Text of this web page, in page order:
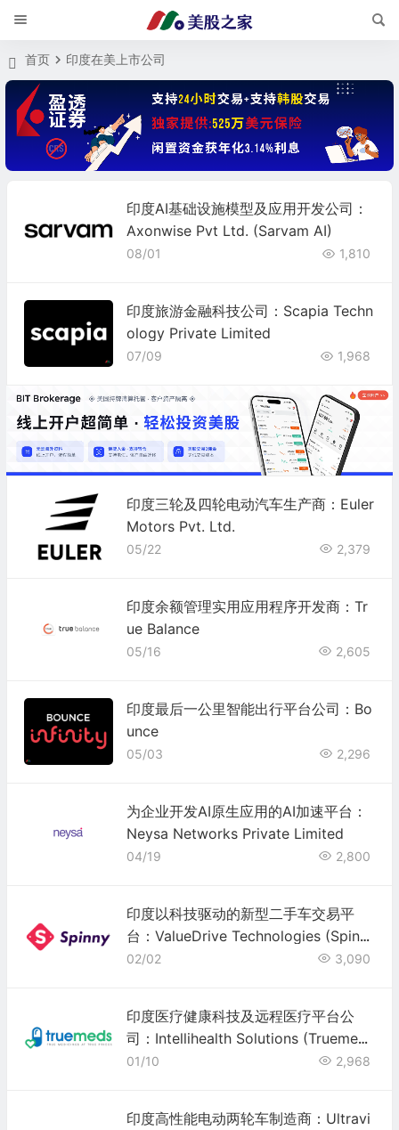
首页 印度在美上市公司
印度AI基础设施模型及应用开发公司：
Axonwise Pvt Ltd. (Sarvam AI)
08/01 1,810
印度旅游金融科技公司：Scapia Techn
ology Private Limited
07/09 1,968
印度三轮及四轮电动汽车生产商：Euler
Motors Pvt. Ltd.
05/22 2,379
印度余额管理实用应用程序开发商：Tr
ue Balance
05/16 2,605
印度最后一公里智能出行平台公司：Bo
unce
05/03 2,296
为企业开发AI原生应用的AI加速平台：
Neysa Networks Private Limited
04/19 2,800
印度以科技驱动的新型二手车交易平
台：ValueDrive Technologies (Spinn
y)
02/02 3,090
印度医疗健康科技及远程医疗平台公
司：Intellihealth Solutions (Truemed
s)
01/10 2,968
印度高性能电动两轮车制造商：Ultravi